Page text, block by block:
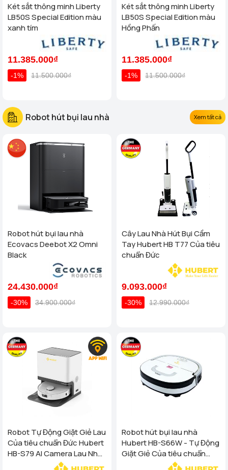
Két sắt thông minh Liberty
LB50S Special Edition màu
xanh tím
11.385.000₫
-1% 11.500.000₫
Két sắt thông minh Liberty
LB50S Special Edition màu
Hồng Phấn
11.385.000₫
-1% 11.500.000₫
Robot hút bụi lau nhà Xem tất cả
Robot hút bụi lau nhà
Ecovacs Deebot X2 Omni
Black
24.430.000₫
-30% 34.900.000₫
Cây Lau Nhà Hút Bụi Cầm
Tay Hubert HB T77 Của tiêu
chuẩn Đức
9.093.000₫
-30% 12.990.000₫
Robot Tự Động Giặt Giẻ Lau
Của tiêu chuẩn Đức Hubert
HB-S79 AI Camera Lau Nhà
Hút Bụi, diệt khuẩn
Robot hút bụi lau nhà
Hubert HB-S66W - Tự Động
Giặt Giẻ Của tiêu chuẩn